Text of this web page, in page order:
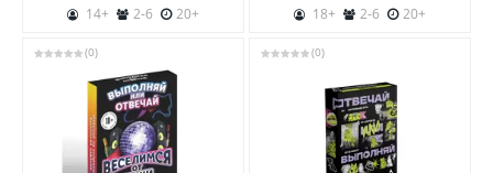
14+
2-6 20+
18+
2-6 20+
(0) (0)